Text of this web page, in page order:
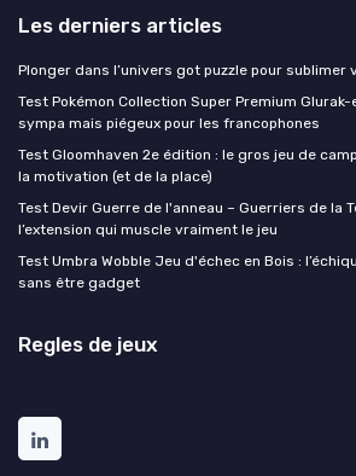
Les derniers articles
Plonger dans l’univers got puzzle pour sublimer
Test Pokémon Collection Super Premium
sympa mais piégeux pour les francophones
Test Gloomhaven 2e édition : le gros jeu de
la motivation (et de la place)
Test Devir Guerre de l'anneau – Guerriers de la
l’extension qui muscle vraiment le jeu
Test Umbra Wobble Jeu d'échec en Bois :
sans être gadget
Regles de jeux